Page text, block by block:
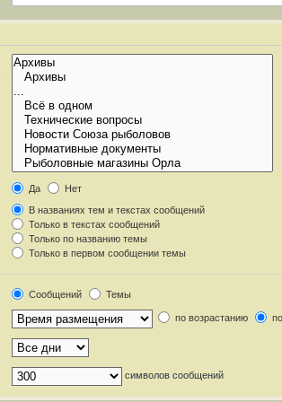
Да
Нет
В названиях тем и текстах сообщений
Только в текстах сообщений
Только по названию темы
Только в первом сообщении темы
Сообщений
Темы
по возрастанию
символов сообщений